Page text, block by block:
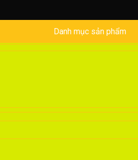
Danh mục sản phẩm